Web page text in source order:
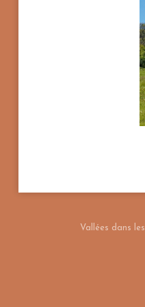
Vallées dans les